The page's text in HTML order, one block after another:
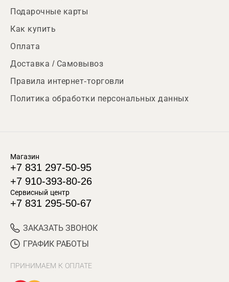
Подарочные карты
Как купить
Оплата
Доставка / Самовывоз
Правила интернет-торговли
Политика обработки персональных данных
Магазин
+7 831 297-50-95
+7 910-393-80-26
Сервисный центр
+7 831 295-50-67
ЗАКАЗАТЬ ЗВОНОК
ГРАФИК РАБОТЫ
ПРИНИМАЕМ К ОПЛАТЕ